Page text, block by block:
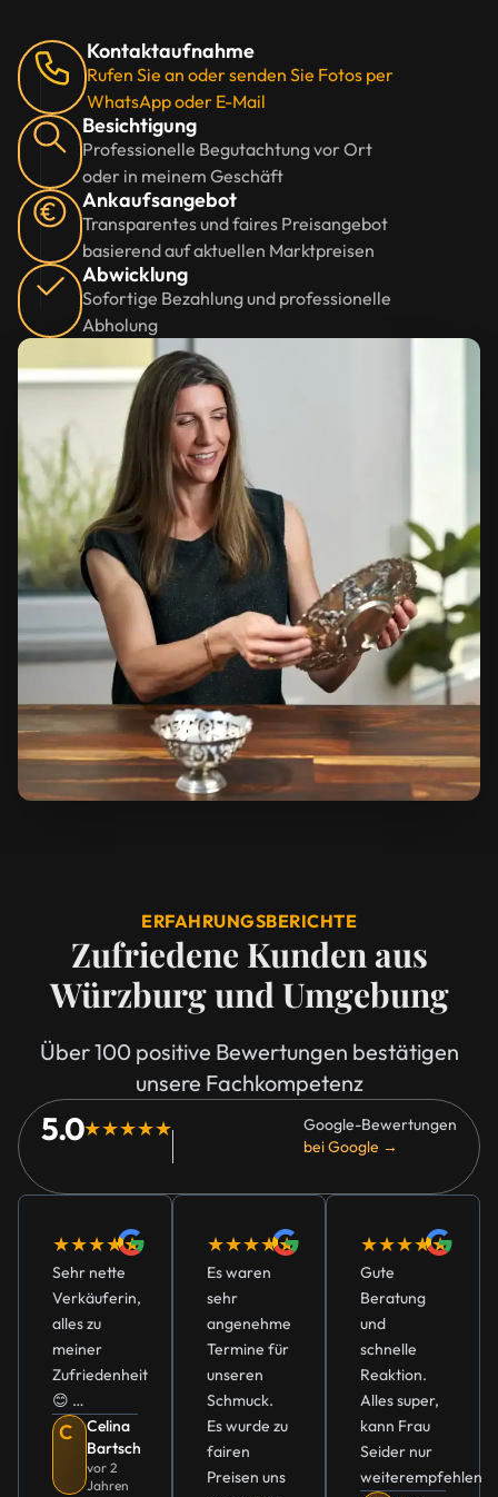
Kontaktaufnahme
Rufen Sie an oder senden Sie Fotos per
WhatsApp oder E-Mail
Besichtigung
Professionelle Begutachtung vor Ort
oder in meinem Geschäft
Ankaufsangebot
Transparentes und faires Preisangebot
basierend auf aktuellen Marktpreisen
Abwicklung
Sofortige Bezahlung und professionelle
Abholung
ERFAHRUNGSBERICHTE
Zufriedene Kunden aus
Würzburg und Umgebung
Über 100 positive Bewertungen bestätigen
unsere Fachkompetenz
5.0★★★★★
Google-Bewertungen
bei Google →
★★★★★
Sehr nette
Verkäuferin,
alles zu
meiner
Zufriedenheit
😊 …
C
Celina
Bartsch
vor 2
Jahren
★★★★★
Es waren
sehr
angenehme
Termine für
unseren
Schmuck.
Es wurde zu
fairen
Preisen uns
★★★★★
Gute
Beratung
und
schnelle
Reaktion.
Alles super,
kann Frau
Seider nur
weiterempfehlen